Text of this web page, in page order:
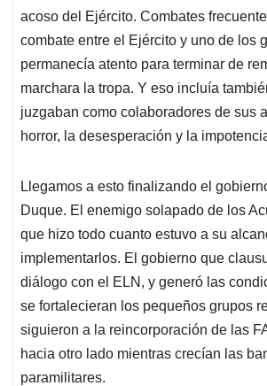
acoso del Ejército. Combates
combate entre el Ejército y uno de los
permanecía atento para terminar de
marchara la tropa. Y eso incluía
juzgaban como colaboradores de sus
horror, la desesperación y la
Llegamos a esto finalizando el
Duque. El enemigo solapado de los
que hizo todo cuanto estuvo a su
implementarlos. El gobierno que
diálogo con el ELN, y generó las
se fortalecieran los pequeños grupos
siguieron a la reincorporación de las
hacia otro lado mientras crecían las
paramilitares.